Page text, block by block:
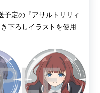
予定の『アサルトリリィ
下ろしイラストを使用